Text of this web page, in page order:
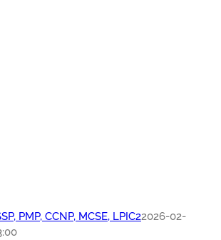
PMP, CCNP, MCSE, LPIC22026-02-